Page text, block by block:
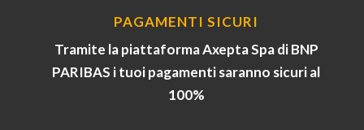
PAGAMENTI SICURI
Tramite la piattaforma Axepta Spa di BNP
PARIBAS i tuoi pagamenti saranno sicuri al
100%